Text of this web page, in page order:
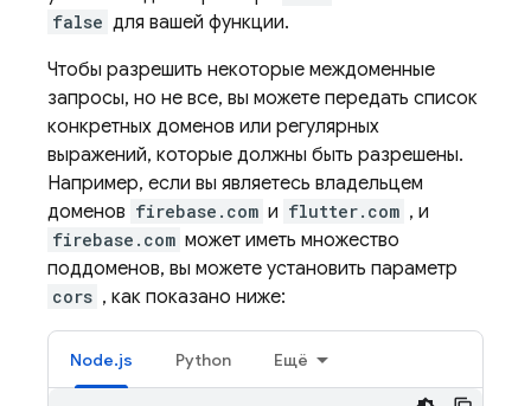
false для вашей функции.
Чтобы разрешить некоторые междоменные
запросы, но не все, вы можете передать список
конкретных доменов или регулярных
выражений, которые должны быть разрешены.
Например, если вы являетесь владельцем
доменов firebase.com и flutter.com , и
firebase.com может иметь множество
поддоменов, вы можете установить параметр
cors , как показано ниже:
Node.js Python Ещё